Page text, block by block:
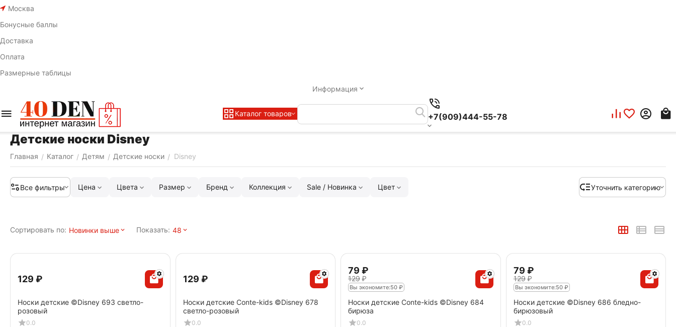
Москва
Бонусные баллы
Доставка
Оплата
Размерные таблицы
Информация
Каталог товаров +7(909)444-55-78
Детские носки Disney
Главная / Каталог / Детям / Детские носки / Disney
Все фильтры Цена Цвета Размер Бренд Коллекция Sale / Новинка Цвет Уточнить категорию
Сортировать по: Новинки выше Показать: 48
‍129‍ ₽
Носки детские ©Disney 693 светло-
розовый
0.0
‍129‍ ₽
Носки детские Conte-kids ©Disney 678
cветло-розовый
0.0
‍79‍ ₽
‍129‍₽
Вы экономите:50 ₽
Носки детские Conte-kids ©Disney 684
бирюза
0.0
‍79‍ ₽
‍129‍ ₽
Вы экономите:50₽
Носки детские ©Disney 686 бледно-
бирюзовый
0.0